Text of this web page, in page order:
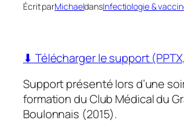
Écrit parMichaeldansInfectiologie &
⬇ Télécharger le support
Support présenté lors d’une
formation du Club Médical du
Boulonnais (2015).